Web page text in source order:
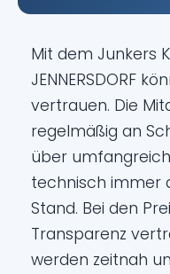
Mit dem Junkers
JENNERSDORF
vertrauen. Die
regelmäßig an
über
technisch immer
Stand. Bei den
Transparenz
werden zeitnah